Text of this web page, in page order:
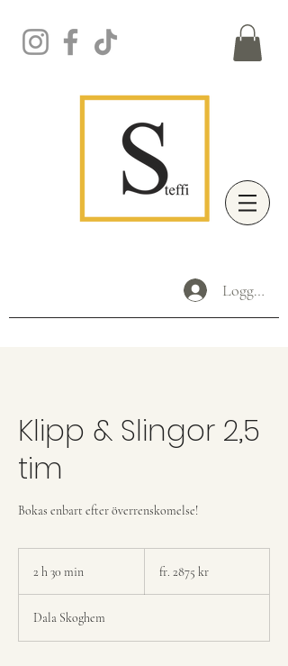
Logga in
Klipp & Slingor 2,5
tim
Bokas enbart efter överrenskomelse!
2 h 30 min
0
m
fr. 2875 kr
Dala Skoghem